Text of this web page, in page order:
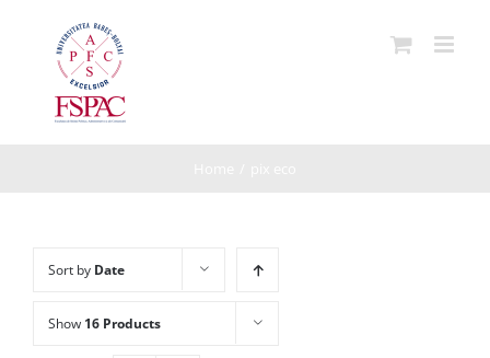
Sort by Date
Show 16 Products